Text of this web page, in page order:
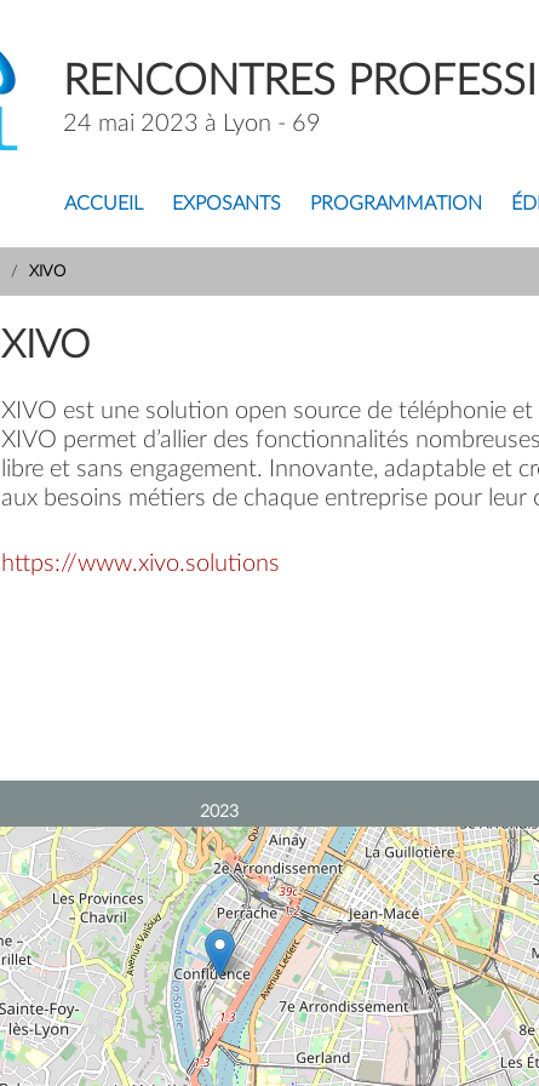
RENCONTRES
24 mai 2023 à Lyon - 69
ACCUEIL EXPOSANTS PROGRAMMATION
XIVO
XIVO
XIVO est une solution open source de téléphonie
XIVO permet d’allier des fonctionnalités
libre et sans engagement. Innovante, adaptable et
aux besoins métiers de chaque entreprise pour
https://www.xivo.solutions
2023